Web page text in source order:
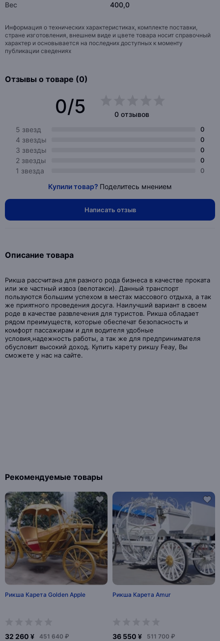
Вес 400,0
Информация о технических характеристиках, комплекте поставки,
стране изготовления, внешнем виде и цвете товара носит справочный
характер и основывается на последних доступных к моменту
публикации сведениях
Отзывы о товаре (0)
0/5
0 отзывов
5 звезд
0
4 звезды 0
3 звезды 0
2 звезды 0
1 звезда 0
Купили товар? Поделитесь мнением
Написать отзыв
Описание товара
Рикша рассчитана для разного рода бизнеса в качестве проката
или же частный извоз (велотакси). Данный транспорт
пользуются большим успехом в местах массового отдыха, а так
же приятного проведения досуга. Наилучший вариант в своем
роде в качестве развлечения для туристов. Рикша обладает
рядом преимуществ, которые обеспечат безопасность и
комфорт пассажирам и для водителя удобные
условия,надежность работы, а так же для предпринимателя
обусловит высокий доход. Купить карету рикшу Feay, Вы
сможете у нас на сайте.
Рекомендуемые товары
Рикша Карета Golden Apple
32 260 ¥ 451 640 ₽
Рикша Карета Amur
36 550 ¥ 511 700 ₽